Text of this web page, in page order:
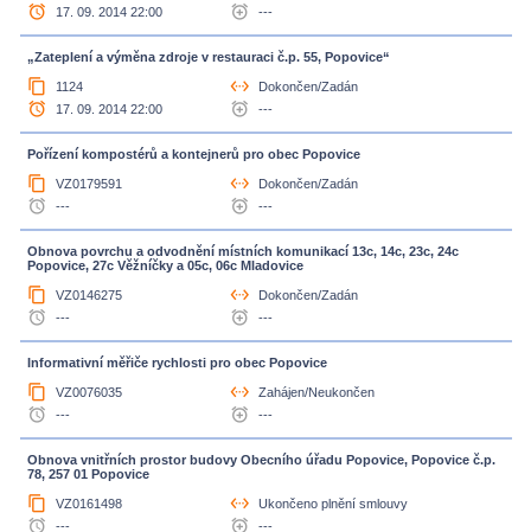
access_alarm 17. 09. 2014 22:00 alarm_add ---
„Zateplení a výměna zdroje v restauraci č.p. 55, Popovice“
content_copy 1124 settings_ethernet Dokončen/Zadán
access_alarm 17. 09. 2014 22:00 alarm_add ---
Pořízení kompostérů a kontejnerů pro obec Popovice
content_copy VZ0179591 settings_ethernet Dokončen/Zadán
access_alarm --- alarm_add ---
Obnova povrchu a odvodnění místních komunikací 13c, 14c, 23c, 24c
Popovice, 27c Věžníčky a 05c, 06c Mladovice
content_copy VZ0146275 settings_ethernet Dokončen/Zadán
access_alarm --- alarm_add ---
Informativní měřiče rychlosti pro obec Popovice
content_copy VZ0076035 settings_ethernet Zahájen/Neukončen
access_alarm --- alarm_add ---
Obnova vnitřních prostor budovy Obecního úřadu Popovice, Popovice č.p.
78, 257 01 Popovice
content_copy VZ0161498 settings_ethernet Ukončeno plnění smlouvy
access_alarm --- alarm_add ---